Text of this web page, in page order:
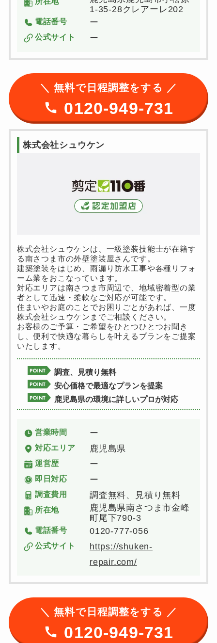
1-35-28クレアーレ202
電話番号 ー
公式サイト ー
＼ 無料で日程調整をする ／
0120-949-731
株式会社シュウケン
株式会社シュウケンは、一級塗装技能士が在籍す
る南さつま市の外壁塗装屋さんです。
建築塗装をはじめ、雨漏り防水工事や各種リフォ
ーム業をおこなっています。
対応エリアは南さつま市周辺で、地域密着型の業
者として迅速・柔軟なご対応が可能です。
住まいやお庭のことでお困りごとがあれば、一度
株式会社シュウケンまでご相談ください。
お客様のご予算・ご希望をひとつひとつお聞き
し、便利で快適な暮らしを叶えるプランをご提案
いたします。
調査、見積り無料
安心価格で最適なプランを提案
鹿児島県の環境に詳しいプロが対応
営業時間 ー
対応エリア 鹿児島県
運営歴 ー
即日対応 ー
調査費用 調査無料、見積り無料
所在地
鹿児島県南さつま市金峰
町尾下790-3
電話番号 0120-777-056
公式サイト
https://shuken-
repair.com/
＼ 無料で日程調整をする ／
0120-949-731